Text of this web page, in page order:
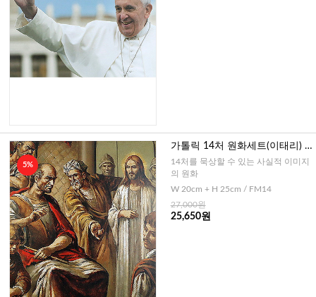
5%
가톨릭 14처 원화세트(이태리) 2
0x25cm
14처를 묵상할 수 있는 사실적 이미지
의 원화
W 20cm + H 25cm / FM14
27,000원
25,650원